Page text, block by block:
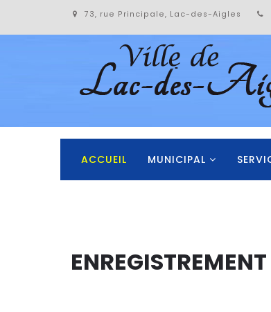
73, rue Principale, Lac-des-Aigles
ACCUEIL MUNICIPAL